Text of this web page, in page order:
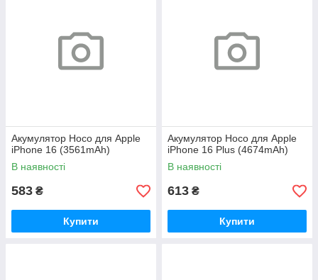
Акумулятор Hoco для Apple
iPhone 16 (3561mAh)
В наявності
583 ₴
Купити
Акумулятор Hoco для Apple
iPhone 16 Plus (4674mAh)
В наявності
613 ₴
Купити